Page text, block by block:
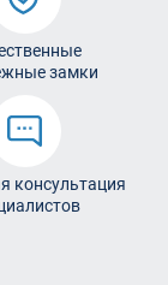
замки
консультация